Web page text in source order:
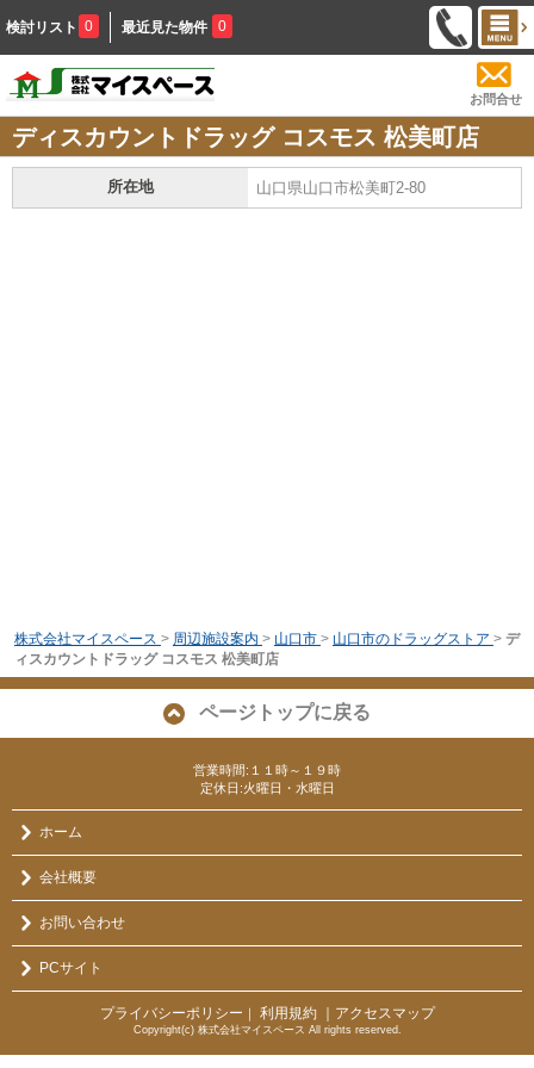
検討リスト 0 最近見た物件 0
お問合せ
ディスカウントドラッグ コスモス 松美町店
所在地 山口県山口市松美町2-80
株式会社マイスペース > 周辺施設案内 > 山口市 > 山口市のドラッグストア > デ
ィスカウントドラッグ コスモス 松美町店
ページトップに戻る
営業時間:１１時～１９時
定休日:火曜日・水曜日
ホーム
会社概要
お問い合わせ
PCサイト
プライバシーポリシー ｜ 利用規約 ｜アクセスマップ
Copyright(c) 株式会社マイスペース All rights reserved.